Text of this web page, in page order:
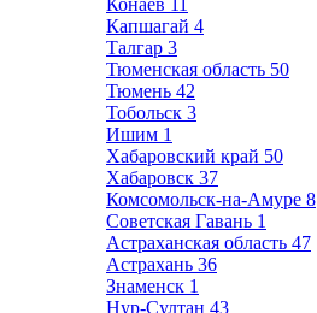
Конаев 11
Капшагай 4
Талгар 3
Тюменская область 50
Тюмень 42
Тобольск 3
Ишим 1
Хабаровский край 50
Хабаровск 37
Комсомольск-на-Амуре 8
Советская Гавань 1
Астраханская область 47
Астрахань 36
Знаменск 1
Нур-Султан 43